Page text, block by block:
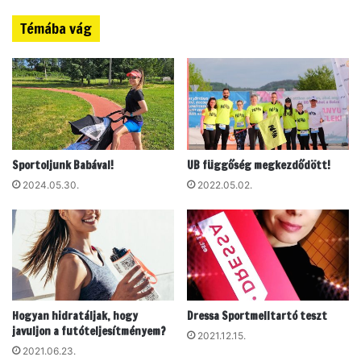
r
a
i
o
l
i
m
p
i
a
l
t
i
k
a
t
g
y
f
u
t
ó
k
n
k
s
r
l
é
s
k
Témába vág
Sportoljunk Babával!
2024.05.30.
UB függőség megkezdődött!
2022.05.02.
Hogyan hidratáljak, hogy
javuljon a futóteljesítményem?
2021.06.23.
Dressa Sportmelltartó teszt
2021.12.15.